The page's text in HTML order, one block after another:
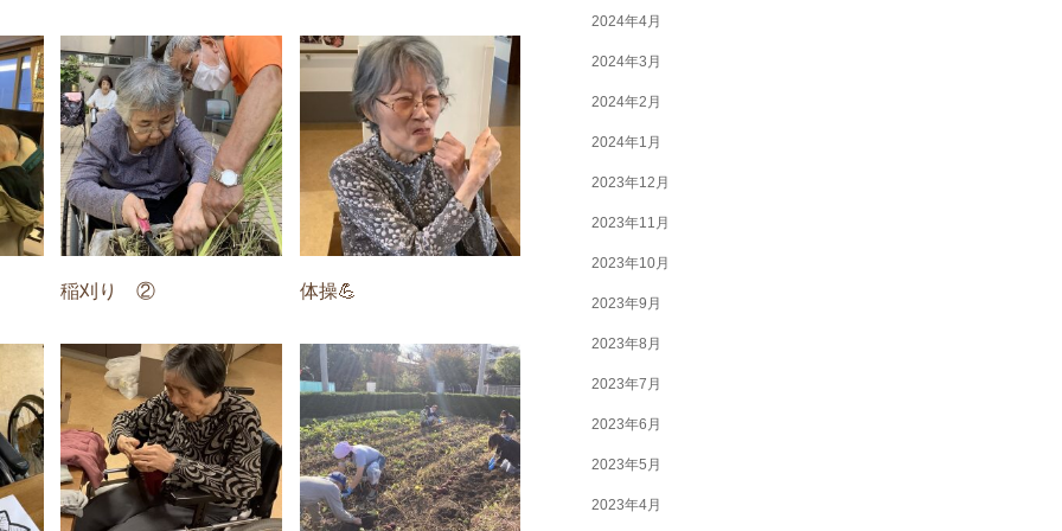
稲刈り ② 体操💪
2024年4月
2024年3月
2024年2月
2024年1月
2023年12月
2023年11月
2023年10月
2023年9月
2023年8月
2023年7月
2023年6月
2023年5月
2023年4月